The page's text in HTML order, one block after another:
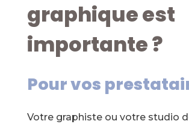
graphique est
importante ?
Pour vos
Votre graphiste ou votre studio